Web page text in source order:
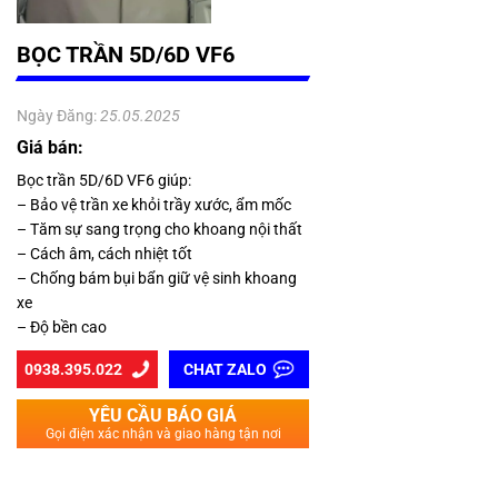
BỌC TRẦN 5D/6D VF6
Ngày Đăng: 25.05.2025
Giá bán:
Bọc trần 5D/6D VF6 giúp:
– Bảo vệ trần xe khỏi trầy xước, ẩm mốc
– Tăm sự sang trọng cho khoang nội thất
– Cách âm, cách nhiệt tốt
– Chống bám bụi bẩn giữ vệ sinh khoang
xe
– Độ bền cao
0938.395.022 CHAT ZALO
YÊU CẦU BÁO GIÁ
Gọi điện xác nhận và giao hàng tận nơi